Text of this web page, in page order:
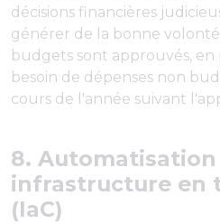
décisions financières
générer de la bonne
budgets sont approuvés,
besoin de dépenses non
cours de l'année suivant
8.
infrastructure en
(IaC)